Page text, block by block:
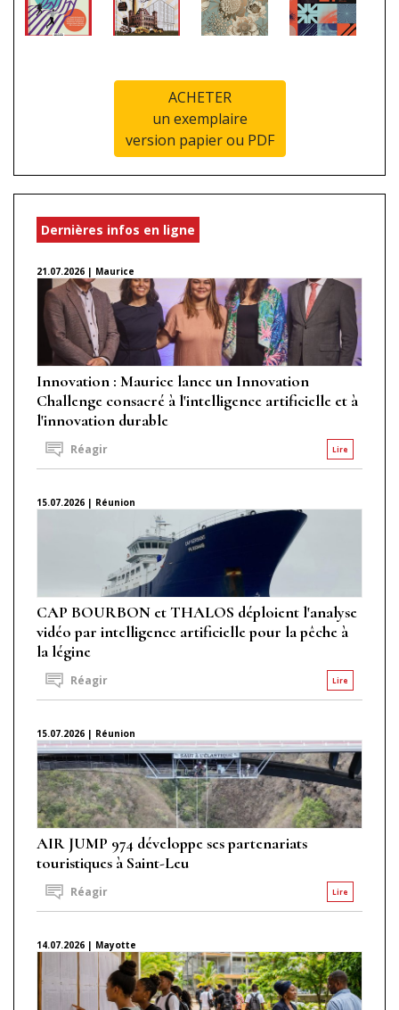
ACHETER
un exemplaire
version papier ou PDF
Dernières infos en ligne
21.07.2026 | Maurice
Innovation : Maurice lance un Innovation
Challenge consacré à l'intelligence artificielle et à
l'innovation durable
Lire
Réagir
15.07.2026 | Réunion
CAP BOURBON et THALOS déploient l'analyse
vidéo par intelligence artificielle pour la pêche à
la légine
Lire
Réagir
15.07.2026 | Réunion
AIR JUMP 974 développe ses partenariats
touristiques à Saint-Leu
Lire
Réagir
14.07.2026 | Mayotte